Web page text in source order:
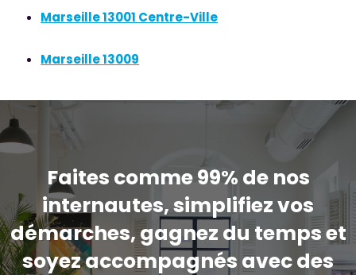
Marseille 13001 Centre-Ville
Marseille 13009
Faites comme 99% de nos
internautes, simplifiez vos
démarches, gagnez du temps et
soyez accompagnés avec des